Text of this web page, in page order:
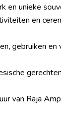
en unieke
en
gebruiken
van Raja